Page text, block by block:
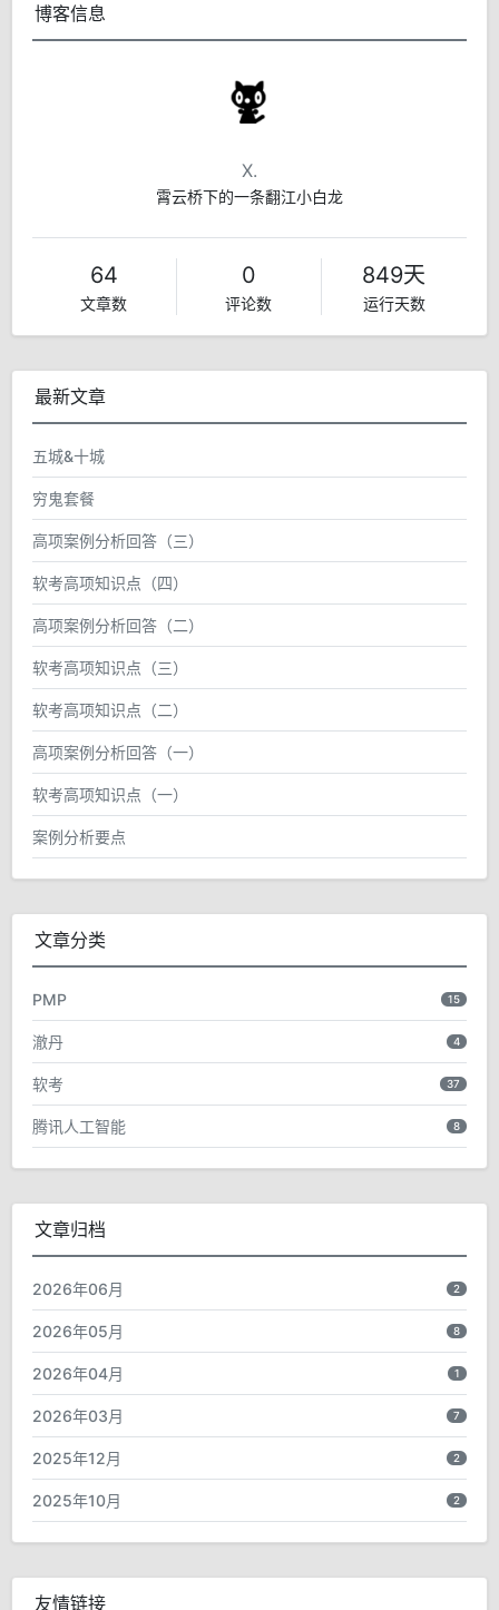
博客信息
X.
霄云桥下的一条翻江小白龙
64
文章数
0
评论数
849天
运行天数
最新文章
五城&十城
穷鬼套餐
高项案例分析回答（三）
软考高项知识点（四）
高项案例分析回答（二）
软考高项知识点（三）
软考高项知识点（二）
高项案例分析回答（一）
软考高项知识点（一）
案例分析要点
文章分类
PMP 15
澈丹 4
软考 37
腾讯人工智能 8
文章归档
2026年06月 2
2026年05月 8
2026年04月 1
2026年03月 7
2025年12月 2
2025年10月 2
友情链接